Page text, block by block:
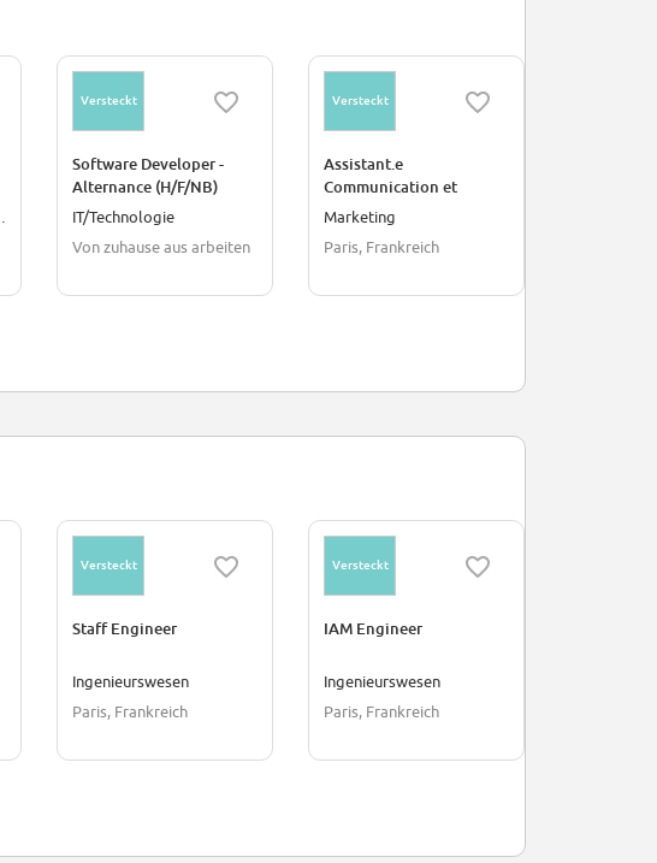
Versteckt
Software Developer -
Alternance (H/F/NB)
IT/Technologie
Von zuhause aus arbeiten
Versteckt
Assistant.e
Communication et
Billetterie - Alternance
Marketing
Paris, Frankreich
Versteckt
Staff Engineer
Ingenieurswesen
Paris, Frankreich
Versteckt
IAM Engineer
Ingenieurswesen
Paris, Frankreich